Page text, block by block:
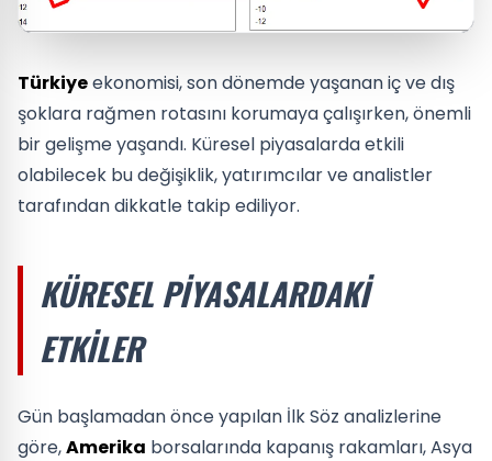
Türkiyeekonomisi, son dönemde yaşanan iç ve dış
şoklara rağmen rotasını korumaya çalışırken, önemli
bir gelişme yaşandı. Küresel piyasalarda etkili
olabilecek bu değişiklik, yatırımcılar ve analistler
tarafından dikkatle takip ediliyor.
KÜRESEL PIYASALARDAKI
ETKILER
Gün başlamadan önce yapılan İlk Söz analizlerine
göre,Amerika borsalarında kapanış rakamları, Asya